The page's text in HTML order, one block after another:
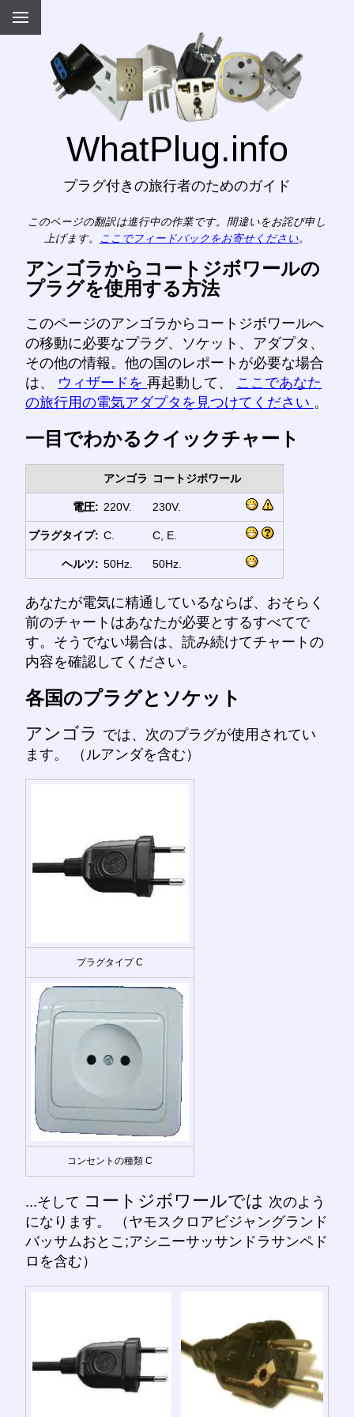
WhatPlug.info
プラグ付きの旅行者のためのガイド
このページの翻訳は進行中の作業です。間違いをお詫び申し
上げます。
ここでフィードバックをお寄せください。
アンゴラからコートジボワールの
プラグを使用する方法
このページのアンゴラからコートジボワールへ
の移動に必要なプラグ、ソケット、アダプタ、
その他の情報。他の国のレポートが必要な場合
は、 ウィザードを 再起動して、 ここであなた
の旅行用の電気アダプタを見つけてください 。
一目でわかるクイックチャート
アンゴラ コートジボワール
電圧: 220V. 230V.
プラグタイプ: C. C, E.
ヘルツ: 50Hz. 50Hz.
あなたが電気に精通しているならば、おそらく
前のチャートはあなたが必要とするすべてで
す。そうでない場合は、読み続けてチャートの
内容を確認してください。
各国のプラグとソケット
アンゴラ では、次のプラグが使用されてい
ます。 （ルアンダを含む）
プラグタイプ C
コンセントの種類 C
...そして コートジボワールでは 次のよう
になります。 （ヤモスクロアビジャングランド
バッサムおとこ;アシニーサッサンドラサンペド
ロを含む）